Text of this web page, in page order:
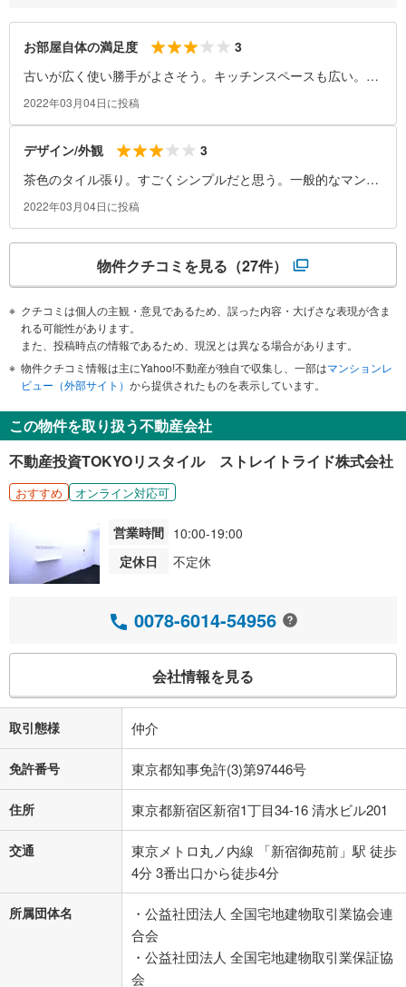
お部屋自体の満足度
3
古いが広く使い勝手がよさそう。キッチンスペースも広い。脱
衣所がないのが惜しい。
2022年03月04日に投稿
デザイン/外観
3
茶色のタイル張り。すごくシンプルだと思う。一般的なマンシ
ョンなのかなと。
2022年03月04日に投稿
物件クチコミを見る （27件）
クチコミは個人の主観・意見であるため、誤った内容・大げさな表現が含ま
れる可能性があります。
また、投稿時点の情報であるため、現況とは異なる場合があります。
物件クチコミ情報は主にYahoo!不動産が独自で収集し、一部はマンションレ
ビュー（外部サイト） から提供されたものを表示しています。
この物件を取り扱う不動産会社
不動産投資TOKYOリスタイル ストレイトライド株式会社
おすすめ オンライン対応可
営業時間 10:00-19:00
定休日
不定休
0078-6014-54956
会社情報を見る
取引態様 仲介
免許番号 東京都知事免許(3)第97446号
住所 東京都新宿区新宿1丁目34-16 清水ビル201
交通
東京メトロ丸ノ内線 「新宿御苑前」駅 徒歩
4分 3番出口から徒歩4分
所属団体名
・公益社団法人 全国宅地建物取引業協会連
合会
・公益社団法人 全国宅地建物取引業保証協
会